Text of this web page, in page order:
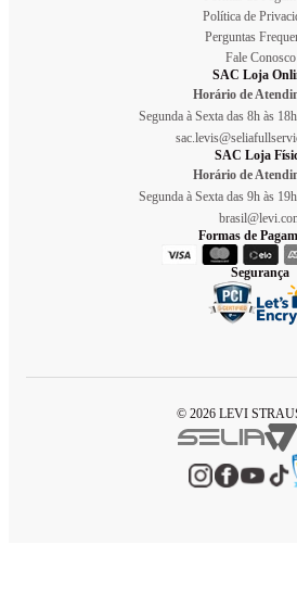
Política de
Perguntas
Fale Conosco
SAC Loja
Horário de
Segunda à Sexta das 8h às
SAC Loja
Horário de
Segunda à Sexta das 9h às
Formas de
Segurança
© 2026 LEVI